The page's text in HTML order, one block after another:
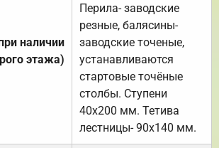
наличии
этажа)
Перила- заводские
резные, балясины-
заводские точеные,
устанавливаются
стартовые точёные
столбы. Ступени
40х200 мм. Тетива
лестницы- 90х140 мм.